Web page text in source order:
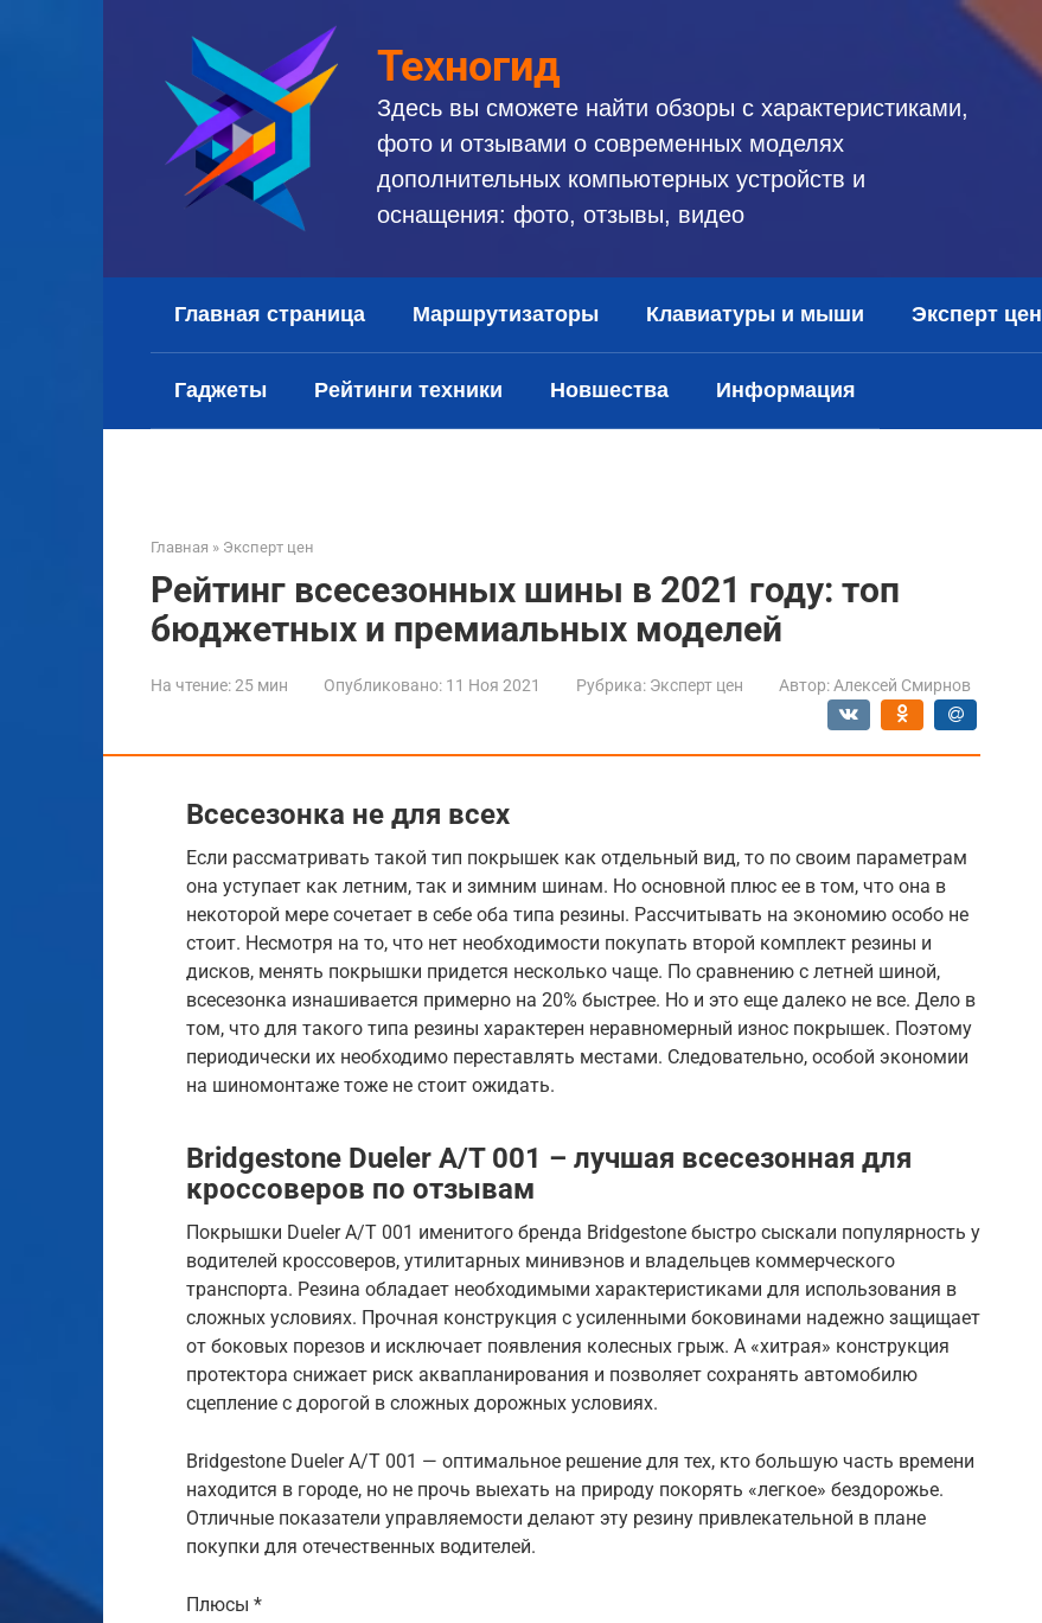
Техногид
Здесь вы сможете найти обзоры с характеристиками,
фото и отзывами о современных моделях
дополнительных компьютерных устройств и
оснащения: фото, отзывы, видео
Главная страница Маршрутизаторы Клавиатуры и мыши Эксперт цен
Гаджеты Рейтинги техники Новшества Информация
Главная » Эксперт цен
Рейтинг всесезонных шины в 2021 году: топ
бюджетных и премиальных моделей
На чтение:25 мин Опубликовано: 11 Ноя 2021 Рубрика: Эксперт цен Автор: Алексей Смирнов
Всесезонка не для всех
Если рассматривать такой тип покрышек как отдельный вид, то по своим параметрам
она уступает как летним, так и зимним шинам. Но основной плюс ее в том, что она в
некоторой мере сочетает в себе оба типа резины. Рассчитывать на экономию особо не
стоит. Несмотря на то, что нет необходимости покупать второй комплект резины и
дисков, менять покрышки придется несколько чаще. По сравнению с летней шиной,
всесезонка изнашивается примерно на 20% быстрее. Но и это еще далеко не все. Дело в
том, что для такого типа резины характерен неравномерный износ покрышек. Поэтому
периодически их необходимо переставлять местами. Следовательно, особой экономии
на шиномонтаже тоже не стоит ожидать.
Bridgestone Dueler A/T 001 – лучшая всесезонная для
кроссоверов по отзывам
Покрышки Dueler A/T 001 именитого бренда Bridgestone быстро сыскали популярность у
водителей кроссоверов, утилитарных минивэнов и владельцев коммерческого
транспорта. Резина обладает необходимыми характеристиками для использования в
сложных условиях. Прочная конструкция с усиленными боковинами надежно защищает
от боковых порезов и исключает появления колесных грыж. А «хитрая» конструкция
протектора снижает риск аквапланирования и позволяет сохранять автомобилю
сцепление с дорогой в сложных дорожных условиях.
Bridgestone Dueler A/T 001 — оптимальное решение для тех, кто большую часть времени
находится в городе, но не прочь выехать на природу покорять «легкое» бездорожье.
Отличные показатели управляемости делают эту резину привлекательной в плане
покупки для отечественных водителей.
Плюсы *